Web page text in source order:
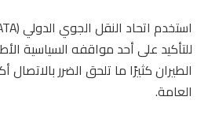
للتأكيد على أحد مواقفه السياسية
الطيران كثيرًا ما تلحق الضرر بالاتصال
العامة.